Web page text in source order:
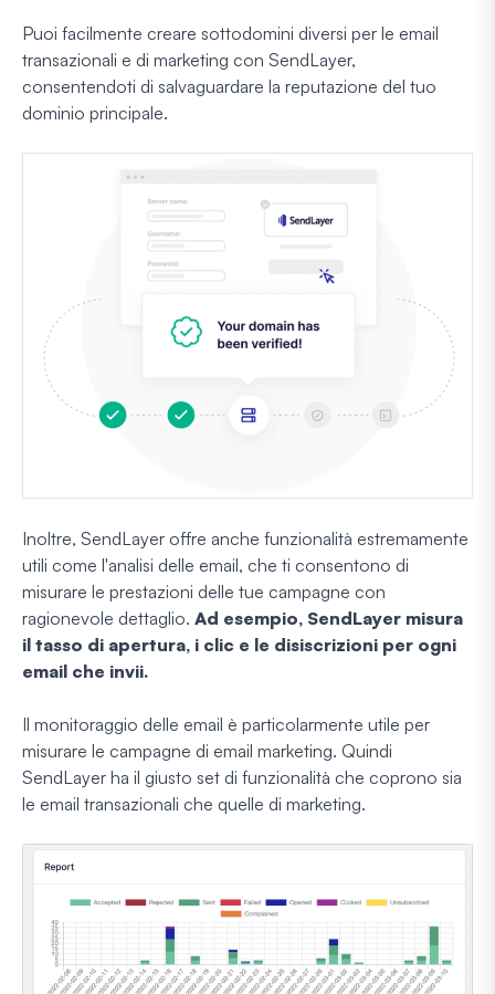
Puoi facilmente creare sottodomini diversi per le email
transazionali e di marketing con SendLayer,
consentendoti di salvaguardare la reputazione del tuo
dominio principale.
Inoltre, SendLayer offre anche funzionalità estremamente
utili come l'analisi delle email, che ti consentono di
misurare le prestazioni delle tue campagne con
ragionevole dettaglio. Ad esempio, SendLayer misura
il tasso di apertura, i clic e le disiscrizioni per ogni
email che invii.
Il monitoraggio delle email è particolarmente utile per
misurare le campagne di email marketing. Quindi
SendLayer ha il giusto set di funzionalità che coprono sia
le email transazionali che quelle di marketing.